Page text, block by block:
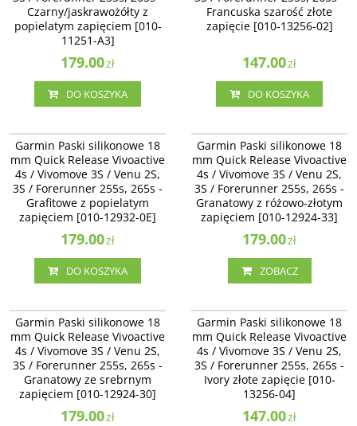
zapięciem [010-11251-A3]
Czarny/jaskrawożółty z
popielatym zapięciem [010-
11251-A3]
179.00zł
DO KOSZYKA
02]Francuska szarość złote
zapięcie [010-13256-02]
147.00zł
DO KOSZYKA
Garmin Paski silikonowe 18 mm
Quick Release Vivoactive 4s /
Vivomove 3S / Venu 2S - Grafitowe
z popielatym zapięciem [010-12932-
0E]
Garmin Paski silikonowe 18
mm Quick Release Vivoactive
4s / Vivomove 3S / Venu 2S,
3S / Forerunner 255s, 265s -
Grafitowe z popielatym
zapięciem [010-12932-0E]
179.00zł
DO KOSZYKA
Garmin Paski silikonowe 18 mm
Quick Release Vivoactive 4s /
Vivomove 3S / Venu 2S -
Granatowy z różowo-złotym
zapięciem [010-12924-33]
Dostępność: Zakończono
produkcję. Produkt niedostępny.
Garmin Paski silikonowe 18
mm Quick Release Vivoactive
4s / Vivomove 3S / Venu 2S,
3S / Forerunner 255s, 265s -
Granatowy z różowo-złotym
zapięciem [010-12924-33]
179.00zł
ZOBACZ
Garmin Paski silikonowe 18 mm
Quick Release Vivoactive 4s /
Vivomove 3S / Venu 2S -
Granatowy ze srebrnym zapięciem
[010-12924-30]
Dostępność: Zakończono
produkcję. Produkt niedostępny.
Garmin Paski silikonowe 18
mm Quick Release Vivoactive
4s / Vivomove 3S / Venu 2S,
3S / Forerunner 255s, 265s -
Granatowy ze srebrnym
zapięciem [010-12924-30]
179.00zł
Garmin Paski silikonowe 18 mm
Quick Release Vivoactive 4s /
Vivomove 3S / Venu 2S, 3S /
Forerunner 255s, 265s - Ivory złote
zapięcie [010-13256-04]
Garmin Paski silikonowe 18
mm Quick Release Vivoactive
4s / Vivomove 3S / Venu 2S,
3S / Forerunner 255s, 265s -
Ivory złote zapięcie [010-
13256-04]
147.00zł